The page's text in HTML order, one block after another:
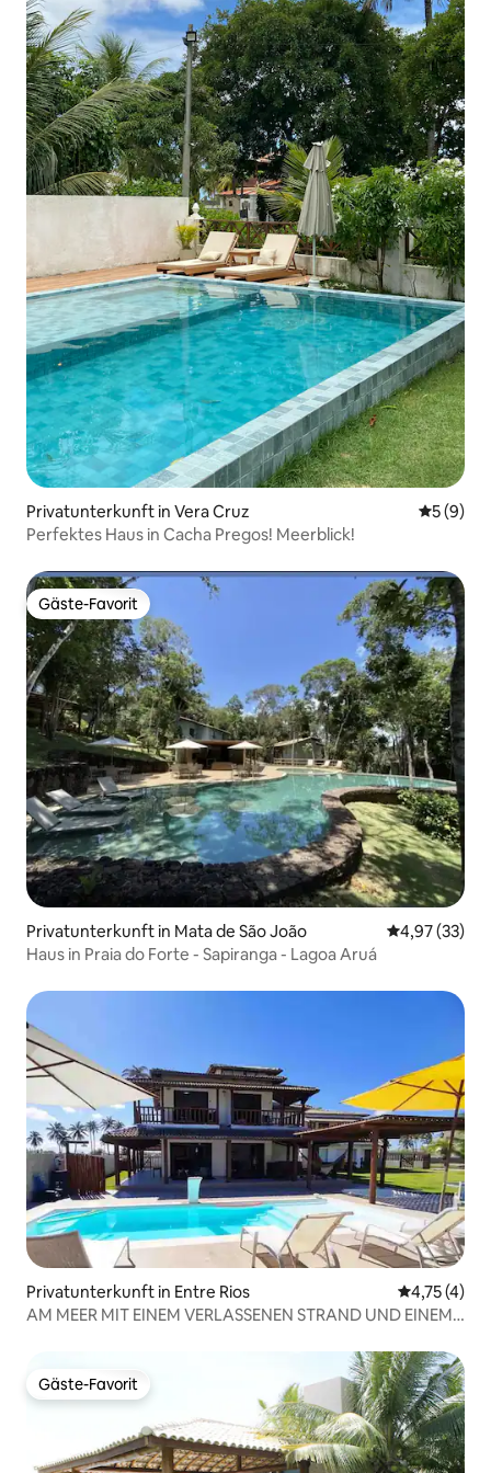
Privatunterkunft in Vera Cruz
5 (9)
Perfektes Haus in Cacha Pregos! Meerblick!
Gäste-Favorit
Gäste-Favorit
Privatunterkunft in Mata de São João
4,97 (33)
Haus in Praia do Forte - Sapiranga - Lagoa Aruá
Privatunterkunft in Entre Rios
4,75 (4)
AM MEER MIT EINEM VERLASSENEN STRAND UND EINEM
Gäste-Favorit
Gäste-Favorit